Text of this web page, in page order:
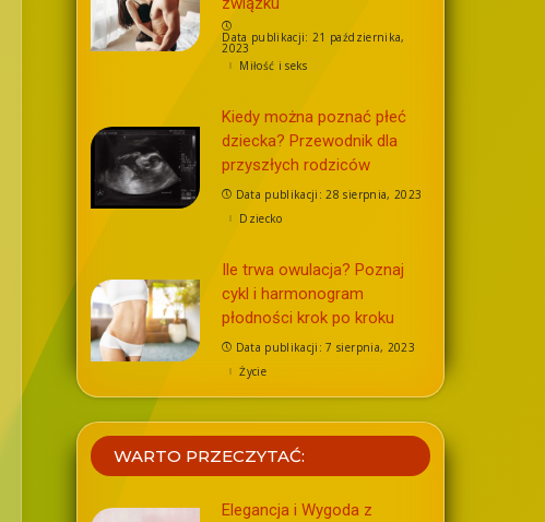
Data publikacji: 21 października,
2023
Miłość i seks
Kiedy można poznać płeć
dziecka? Przewodnik dla
przyszłych rodziców
Data publikacji: 28 sierpnia, 2023
Dziecko
Ile trwa owulacja? Poznaj
cykl i harmonogram
płodności krok po kroku
Data publikacji: 7 sierpnia, 2023
Życie
WARTO PRZECZYTAĆ:
Elegancja i Wygoda z